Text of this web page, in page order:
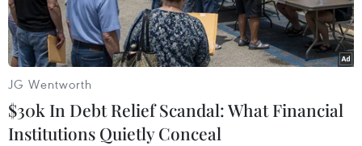
cảm ơn từ đội tuyển.
JG Wentworth
$30k In Debt Relief Scandal: What Financial
Institutions Quietly Conceal